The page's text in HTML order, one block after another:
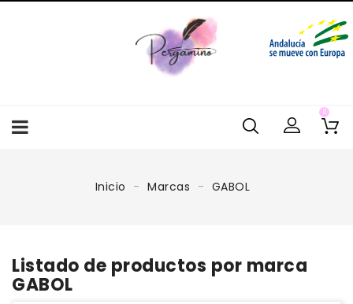
0
Inicio Marcas GABOL
Listado de productos por marca
GABOL